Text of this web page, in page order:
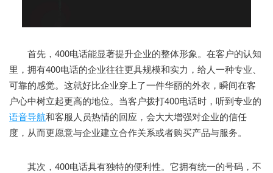
首先，400电话能显著提升企业的整体形象。在客户的认知
里，拥有400电话的企业往往更具规模和实力，给人一种专业、
可靠的感觉。这就好比企业穿上了一件华丽的外衣，瞬间在客
户心中树立起更高的地位。当客户拨打400电话时，听到专业的
语音导航和客服人员热情的回应，会大大增强对企业的信任
度，从而更愿意与企业建立合作关系或者购买产品与服务。
其次，400电话具有独特的便利性。它拥有统一的号码，不